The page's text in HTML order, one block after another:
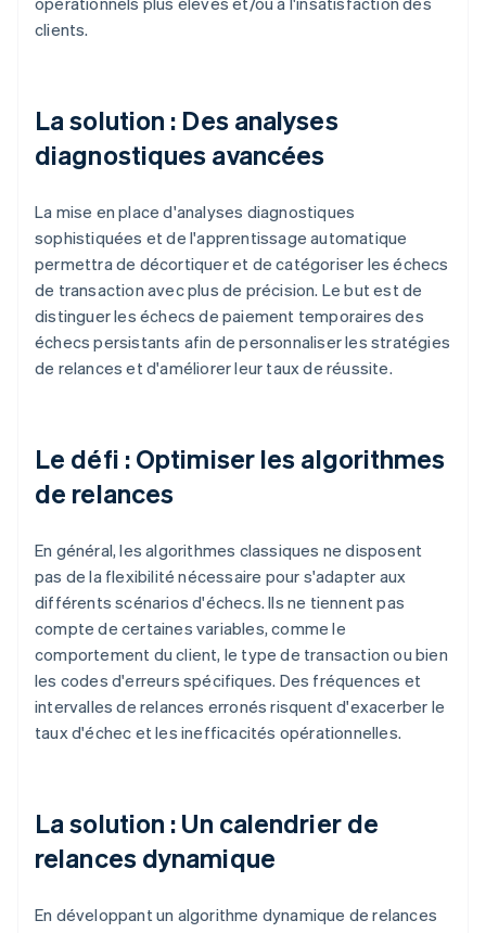
clients.
La solution : Des analyses
diagnostiques avancées
La mise en place d'analyses diagnostiques
sophistiquées et de l'apprentissage automatique
permettra de décortiquer et de catégoriser les échecs
de transaction avec plus de précision. Le but est de
distinguer les échecs de paiement temporaires des
échecs persistants afin de personnaliser les stratégies
de relances et d'améliorer leur taux de réussite.
Le défi : Optimiser les algorithmes
de relances
En général, les algorithmes classiques ne disposent
pas de la flexibilité nécessaire pour s'adapter aux
différents scénarios d'échecs. Ils ne tiennent pas
compte de certaines variables, comme le
comportement du client, le type de transaction ou bien
les codes d'erreurs spécifiques. Des fréquences et
intervalles de relances erronés risquent d'exacerber le
taux d'échec et les inefficacités opérationnelles.
La solution : Un calendrier de
relances dynamique
En développant un algorithme dynamique de relances